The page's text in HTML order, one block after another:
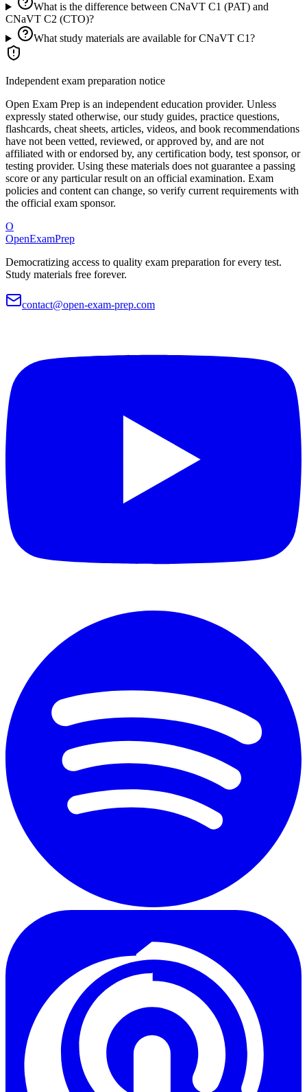
What is the difference between CNaVT C1 (PAT) and
CNaVT C2 (CTO)?
What study materials are available for CNaVT C1?
Independent exam preparation notice
Open Exam Prep is an independent education provider. Unless
expressly stated otherwise, our study guides, practice questions,
flashcards, cheat sheets, articles, videos, and book recommendations
have not been vetted, reviewed, or approved by, and are not
affiliated with or endorsed by, any certification body, test sponsor, or
testing provider. Using these materials does not guarantee a passing
score or any particular result on an official examination. Exam
policies and content can change, so verify current requirements with
the official exam sponsor.
O
OpenExamPrep
Democratizing access to quality exam preparation for every test.
Study materials free forever.
contact@open-exam-prep.com